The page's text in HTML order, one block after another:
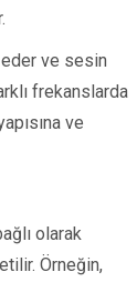
ve sesin
frekanslarda
ve
olarak
Örneğin,